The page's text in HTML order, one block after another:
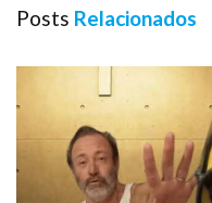
Posts Relacionados